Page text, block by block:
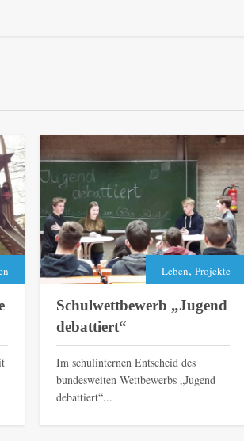
Leben, Projekte
Schulwettbewerb „Jugend
debattiert“
Im schulinternen Entscheid des
bundesweiten Wettbewerbs „Jugend
debattiert“...